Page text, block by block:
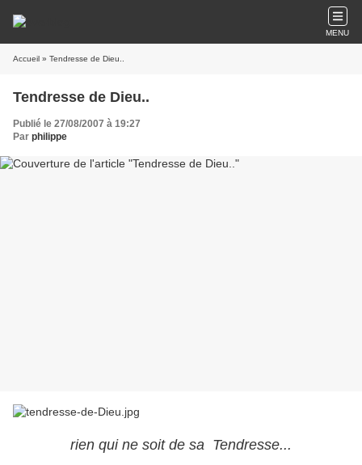
MENU
Accueil » Tendresse de Dieu..
Tendresse de Dieu..
Publié le 27/08/2007 à 19:27
Par philippe
rien qui ne soit de sa Tendresse...